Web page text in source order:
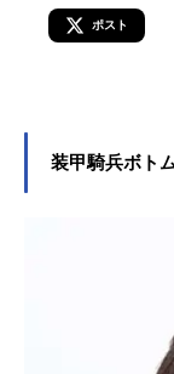
ポスト
装甲騎兵ボト